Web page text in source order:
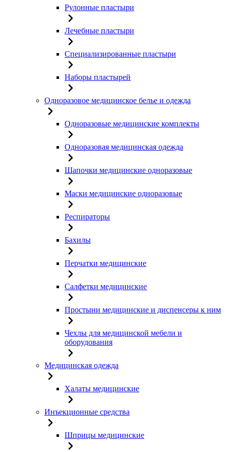
Рулонные пластыри
Лечебные пластыри
Специализированные пластыри
Наборы пластырей
Одноразовое медицинское белье и одежда
Одноразовые медицинские комплекты
Одноразовая медицинская одежда
Шапочки медицинские одноразовые
Маски медицинские одноразовые
Респираторы
Бахилы
Перчатки медицинские
Салфетки медицинские
Простыни медицинские и диспенсеры к ним
Чехлы для медицинской мебели и
оборудования
Медицинская одежда
Халаты медицинские
Инъекционные средства
Шприцы медицинские